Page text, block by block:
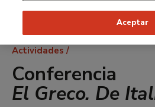
Ruta
de
navegación
Actividades
Conferencia
El Greco. De
Aceptar